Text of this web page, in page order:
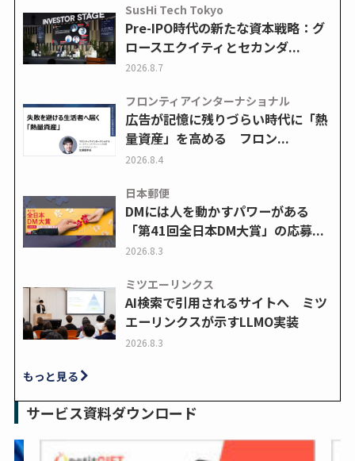
SusHi Tech Tokyo
Pre-IPO時代の新たな資本戦略：グ
ロースエクイティとセカンダ...
2026.8.7
フロンティアインターナショナル
広告が記憶に残りづらい時代に「熱
量資産」を高める フロン...
2026.8.4
日本郵便
DMには人を動かすパワーがある
「第41回全日本DM大賞」の応募...
2026.8.3
ミツエーリンクス
AI検索で引用されるサイトへ ミツ
エーリンクスが示すLLMO実装
2026.8.3
もっと見る
サービス資料ダウンロード